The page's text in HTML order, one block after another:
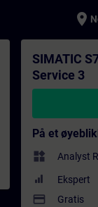
place
utvikling |
SIMATIC
Service 3
På et
widgets Analyst
Ekspert
payment Gratis